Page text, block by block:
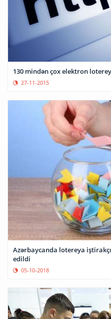
130 mindən çox elektron
27-11-2015
Azərbaycanda lotereya
edildi
05-10-2018